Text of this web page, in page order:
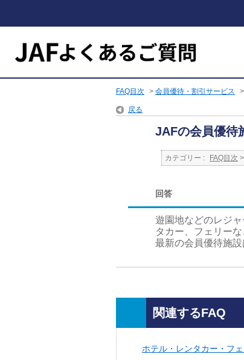
FAQ目次 > 会員優待・割引サービス >
戻る
JAFの会員優待
カテゴリー : FAQ目次 >
回答
遊園地などのレジ
タカー、フェリー
最新の会員優待施設
関連するFAQ
ホテル・レンタカー・フ